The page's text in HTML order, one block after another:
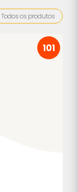
Todos os produtos
101